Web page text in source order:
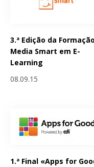
3.ª Edição da Formação
Media Smart em E-
Learning
08.09.15
1.ª Final «Apps for